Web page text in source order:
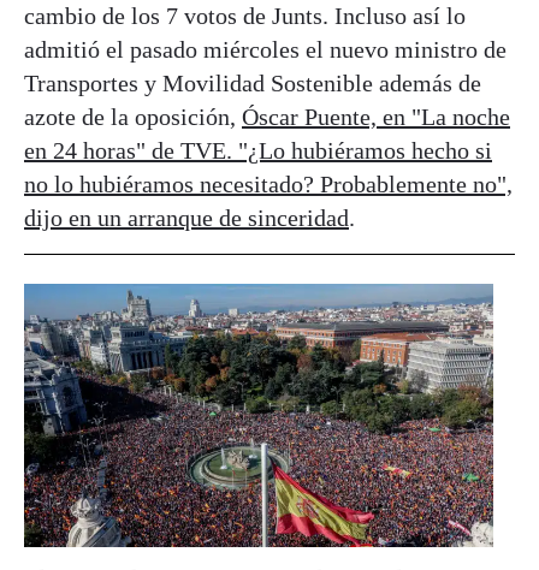
cambio de los 7 votos de Junts. Incluso así lo
admitió el pasado miércoles el nuevo ministro de
Transportes y Movilidad Sostenible además de
azote de la oposición, Óscar Puente, en "La noche
en 24 horas" de TVE. "¿Lo hubiéramos hecho si
no lo hubiéramos necesitado? Probablemente no",
dijo en un arranque de sinceridad.